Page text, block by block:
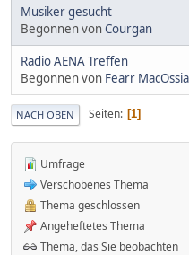
Musiker gesucht
Begonnen vonCourgan
Radio AENA Treffen
Begonnen von Fearr
NACH OBEN Seiten 1
Umfrage
Verschobenes Thema
Thema geschlossen
Angeheftetes Thema
Thema, das Sie beobachten